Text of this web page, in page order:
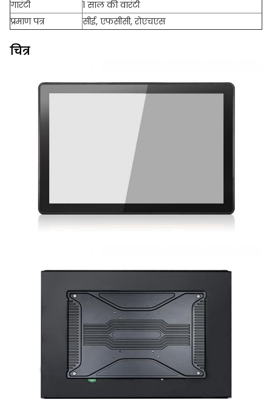
गारंटी
1 साल की वारंटी
प्रमाण पत्र
सीई, एफसीसी, रोएचएस
चित्र